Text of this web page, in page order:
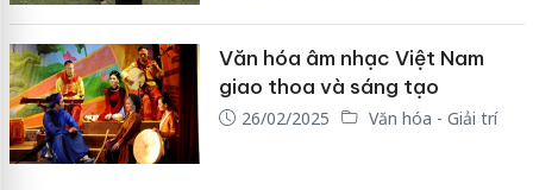
Văn hóa âm nhạc Việt Nam
giao thoa và sáng tạo
26/02/2025 Văn hóa - Giải trí